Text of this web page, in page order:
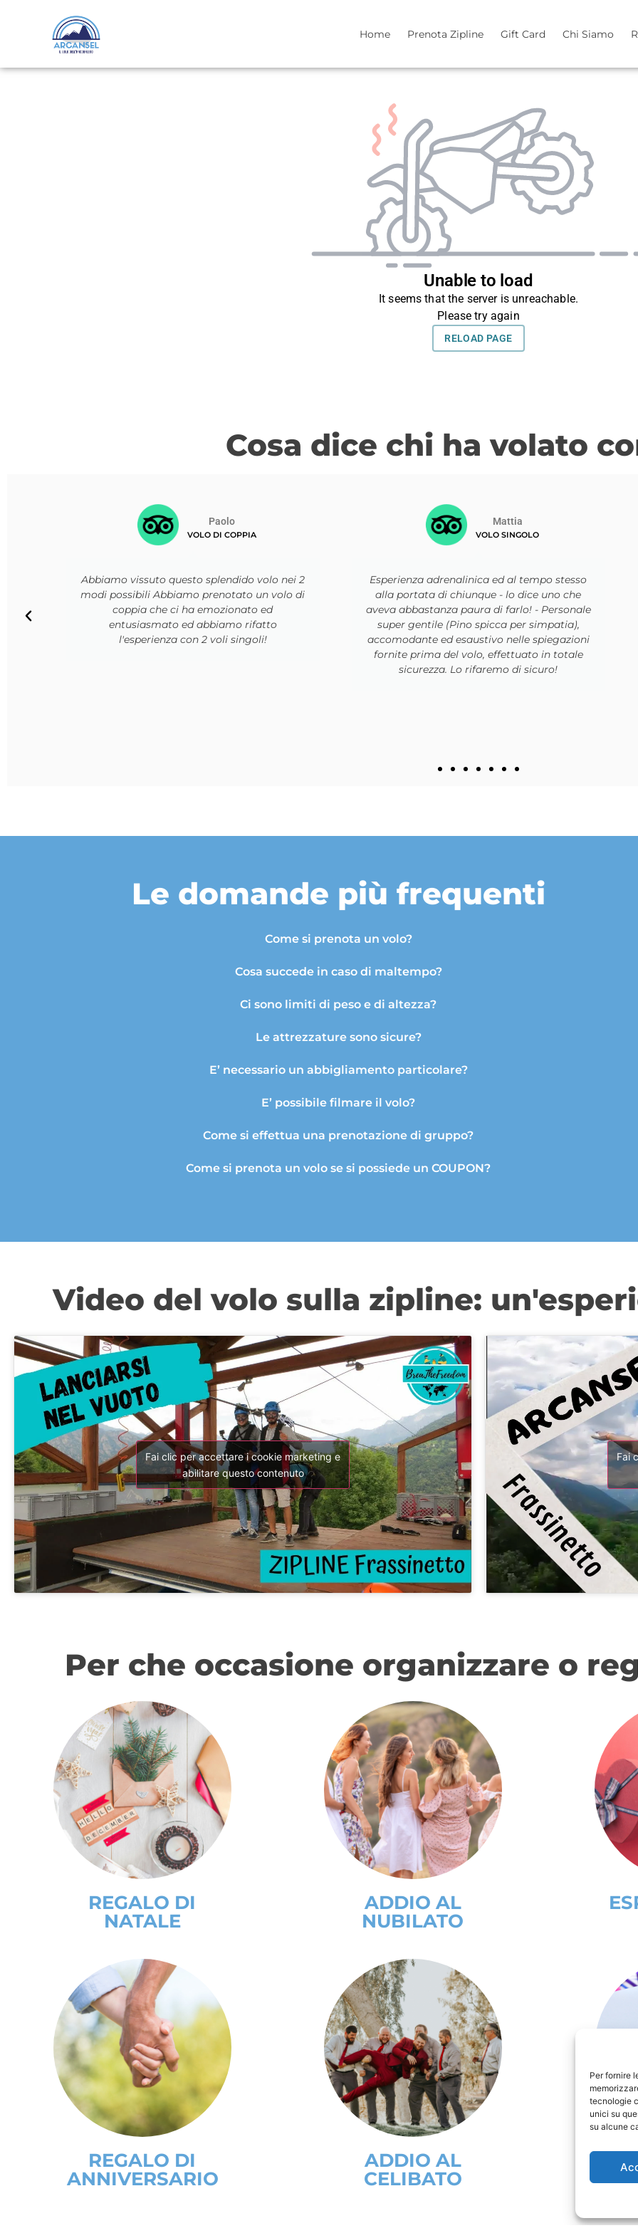
Per fornire
tecnologie
unici su
su alcune
Home Prenota Zipline Gift Card Chi Siamo
Cosa dice chi ha volato
Esperienza adrenalinica ed al tempo stesso
alla portata di chiunque - lo dice uno che
aveva abbastanza paura di farlo! - Personale
super gentile (Pino spicca per simpatia),
accomodante ed esaustivo nelle spiegazioni
Mattia
VOLO SINGOLO
È stata un’esperienza fantastica, la rifarei
immediatamente! Inoltre il personale è
stato molto attento,cordiale e stimolante! Ci
hanno accolto con molta gioia e hanno reso
questa esperienza unica! La consiglio
assolutamente!! Nessuna sensazione di
vuoto, solo l’impressione di poter volare,
Quest133853
VOLO ADDIO AL NUBILATO
Le domande più frequenti
Come si prenota un volo?
Cosa succede in caso di maltempo?
Ci sono limiti di peso e di altezza?
Le attrezzature sono sicure?
E’ necessario un abbigliamento particolare?
E’ possibile filmare il volo?
Come si effettua una prenotazione di gruppo?
Come si prenota un volo se si possiede un COUPON?
Video del volo sulla zipline:
Fai clic per accettare i cookie marketing e
abilitare questo contenuto
Fai
Per che occasione organizzare o
REGALO DI
NATALE
ADDIO AL
NUBILATO
REGALO DI
ANNIVERSARIO
ADDIO AL
CELIBATO